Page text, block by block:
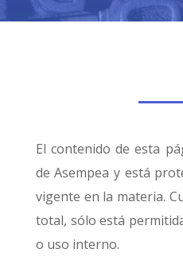
El contenido de esta
de Asempea y está
vigente en la materia.
total, sólo está
o uso interno.